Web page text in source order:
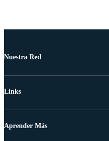
Nuestra Red
Links
Aprender Más